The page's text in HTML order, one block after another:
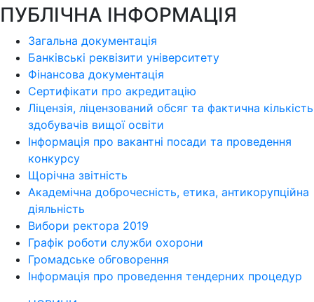
ПУБЛІЧНА ІНФОРМАЦІЯ
Загальна документація
Банківські реквізити університету
Фінансова документація
Сертифікати про акредитацію
Ліцензія, ліцензований обсяг та фактична кількість
здобувачів вищої освіти
Інформація про вакантні посади та проведення
конкурсу
Щорічна звітність
Академічна доброчесність, етика, антикорупційна
діяльність
Вибори ректора 2019
Графік роботи служби охорони
Громадське обговорення
Інформація про проведення тендерних процедур